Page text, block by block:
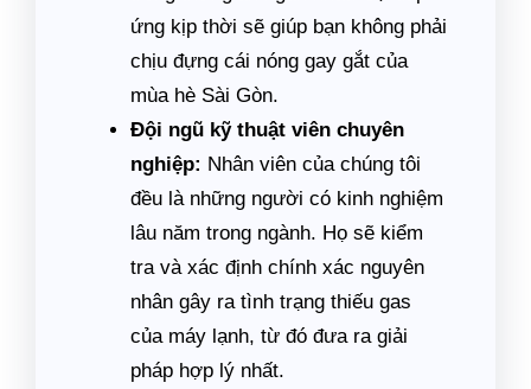
ứng kịp thời sẽ giúp bạn không phải
chịu đựng cái nóng gay gắt của
mùa hè Sài Gòn.
Đội ngũ kỹ thuật viên chuyên
nghiệp: Nhân viên của chúng tôi
đều là những người có kinh nghiệm
lâu năm trong ngành. Họ sẽ kiểm
tra và xác định chính xác nguyên
nhân gây ra tình trạng thiếu gas
của máy lạnh, từ đó đưa ra giải
pháp hợp lý nhất.